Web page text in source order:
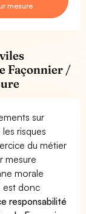
mesure
Façonnier /
sur
risques
du métier
mesure
morale
est donc
responsabilité